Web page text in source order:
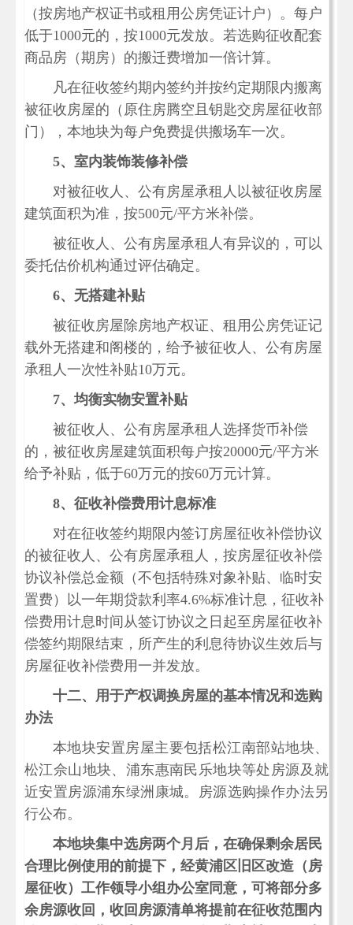
（按房地产权证书或租用公房凭证计户）。每户
低于1000元的，按1000元发放。若选购征收配套
商品房（期房）的搬迁费增加一倍计算。
凡在征收签约期内签约并按约定期限内搬离
被征收房屋的（原住房腾空且钥匙交房屋征收部
门），本地块为每户免费提供搬场车一次。
5、室内装饰装修补偿
对被征收人、公有房屋承租人以被征收房屋
建筑面积为准，按500元/平方米补偿。
被征收人、公有房屋承租人有异议的，可以
委托估价机构通过评估确定。
6、无搭建补贴
被征收房屋除房地产权证、租用公房凭证记
载外无搭建和阁楼的，给予被征收人、公有房屋
承租人一次性补贴10万元。
7、均衡实物安置补贴
被征收人、公有房屋承租人选择货币补偿
的，被征收房屋建筑面积每户按20000元/平方米
给予补贴，低于60万元的按60万元计算。
8、 征收补偿费用计息标准
对在征收签约期限内签订房屋征收补偿协议
的被征收人、公有房屋承租人，按房屋征收补偿
协议补偿总金额（不包括特殊对象补贴、临时安
置费）以一年期贷款利率4.6%标准计息，征收补
偿费用计息时间从签订协议之日起至房屋征收补
偿签约期限结束，所产生的利息待协议生效后与
房屋征收补偿费用一并发放。
十二、用于产权调换房屋的基本情况和选购
办法
本地块安置房屋主要包括松江南部站地块、
松江佘山地块、浦东惠南民乐地块等处房源及就
近安置房源浦东绿洲康城。
房源选购操作办法另
行公布。
本地块集中选房两个月后，在确保剩余居民
合理比例使用的前提下，经黄浦区旧区改造（房
屋征收）工作领导小组办公室同意，可将部分多
余房源收回，收回房源清单将提前在征收范围内